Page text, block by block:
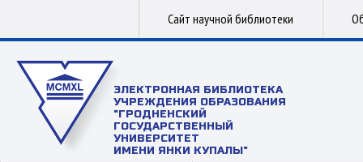
Сайт научной библиотеки
ЭЛЕКТРОННАЯ БИБЛИОТЕКА
УЧРЕЖДЕНИЯ ОБРАЗОВАНИЯ
"ГРОДНЕНСКИЙ
ГОСУДАРСТВЕННЫЙ
УНИВЕРСИТЕТ
ИМЕНИ ЯНКИ КУПАЛЫ"